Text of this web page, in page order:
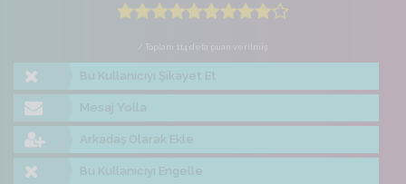
/ Toplam 114 defa puan verilmiş
Bu Kullanıcıyı Şikayet Et
Mesaj Yolla
Arkadaş Olarak Ekle
Bu Kullanıcıyı Engelle